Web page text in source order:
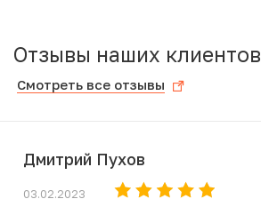
Отзывы наших клиентов
Смотреть все отзывы
Дмитрий Пухов
03.02.2023